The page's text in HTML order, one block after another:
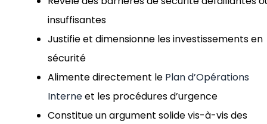
insuffisantes
Justifie et dimensionne les investissements en
sécurité
Alimente directement le Plan d’Opérations
Interneet les procédures d’urgence
Constitue un argument solide vis-à-vis des